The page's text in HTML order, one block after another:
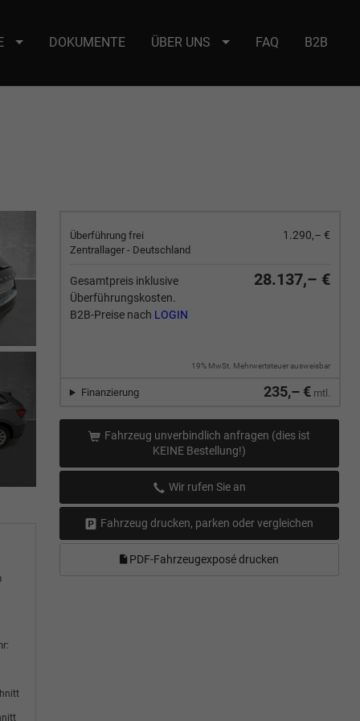
: selector2._domainkey Points to address or value: selector2-aee-
DOKUMENTE ÜBER UNS FAQ B2B
Überführung frei
Zentrallager - Deutschland
1.290,– €
Gesamtpreis inklusive
Überführungskosten.
B2B-Preise nach LOGIN
28.137,– €
19% MwSt. Mehrwertsteuer ausweisbar
235,– € mtl.
Finanzierung
Fahrzeug unverbindlich anfragen (dies ist
KEINE Bestellung!)
Wir rufen Sie an
Fahrzeug drucken, parken oder vergleichen
PDF-Fahrzeugexposé drucken